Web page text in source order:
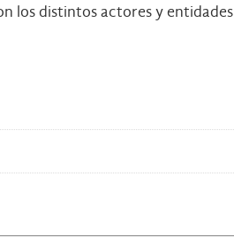
los distintos actores y entidades